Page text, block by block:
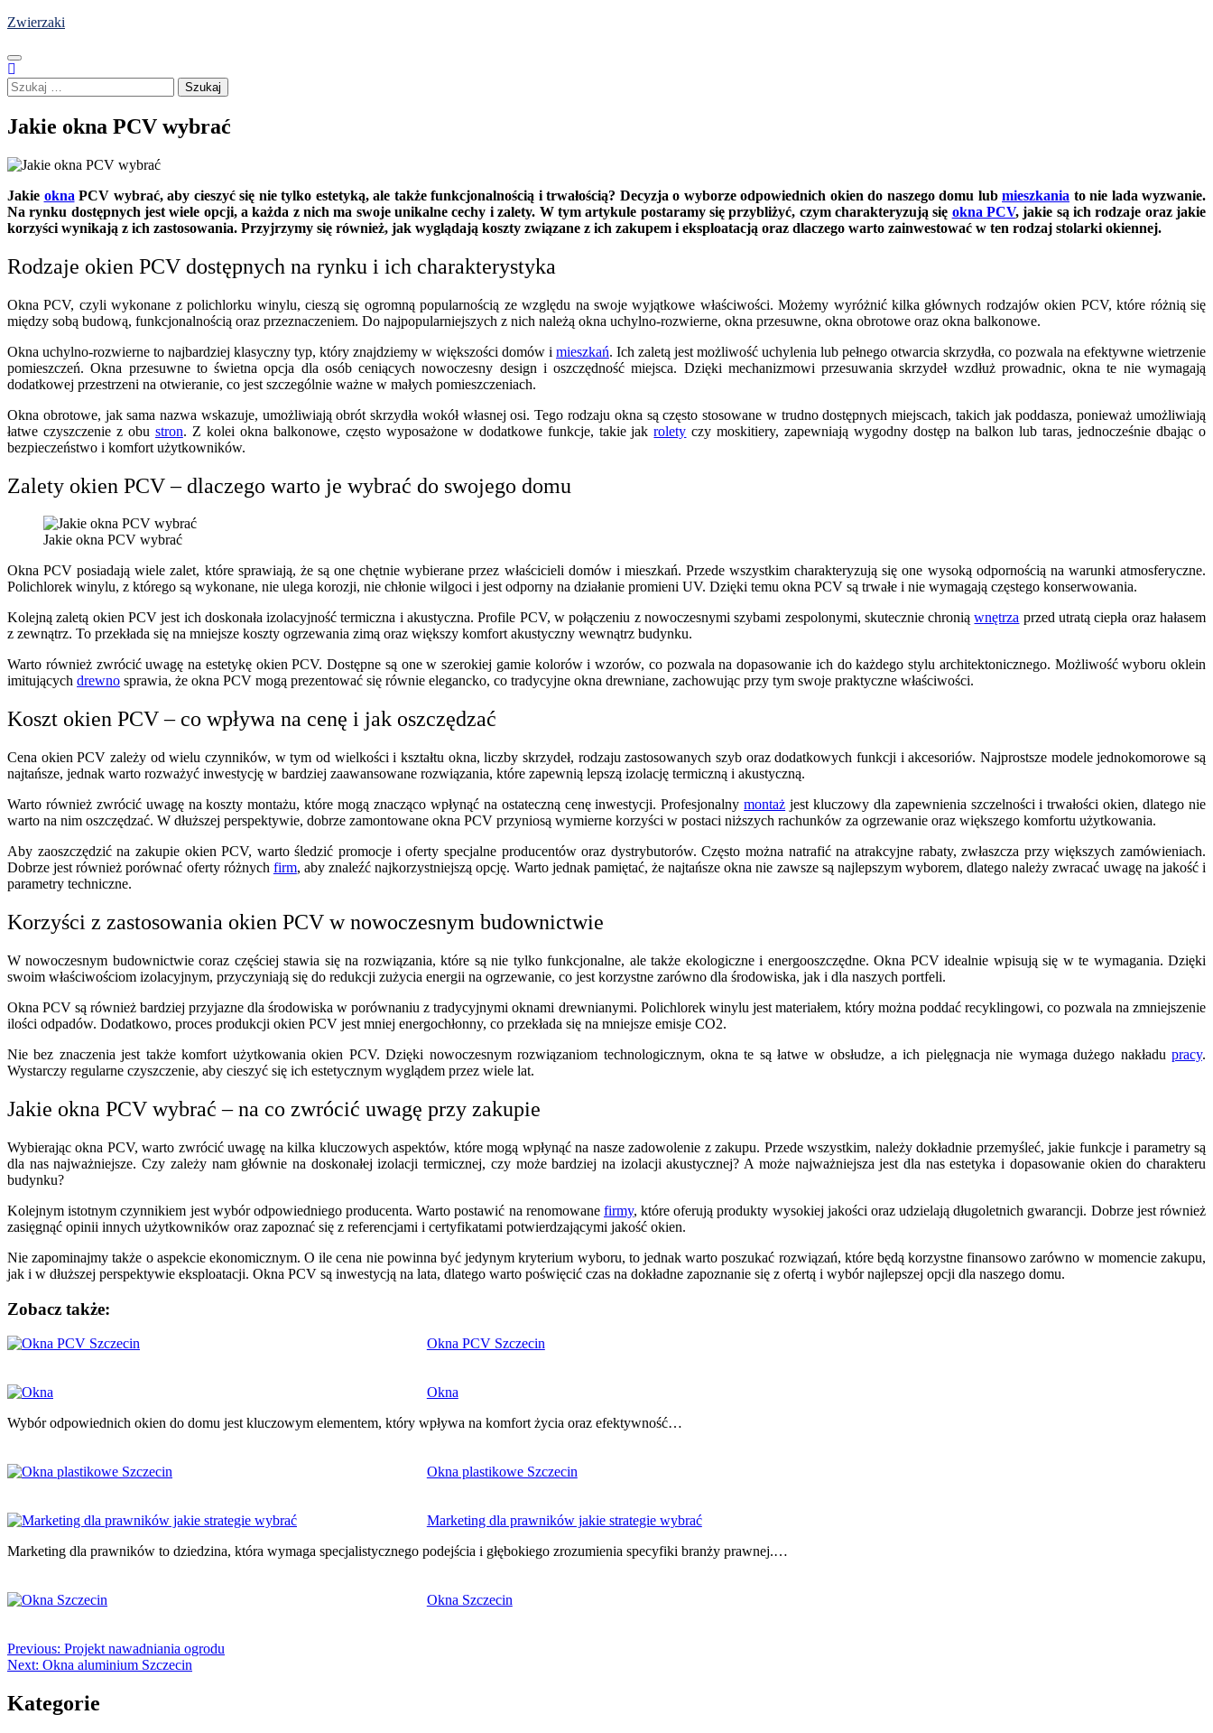
Skip
content
Zwierzaki
Szukaj:
Jakie okna PCV wybrać
Jakie okna PCV wybrać, aby cieszyć się nie tylko estetyką, ale także funkcjonalnością i trwałością? Decyzja o wyborze odpowiednich okien do naszego domu lub mieszkania to nie lada wyzwanie.
Na rynku dostępnych jest wiele opcji, a każda z nich ma swoje unikalne cechy i zalety. W tym artykule postaramy się przybliżyć, czym charakteryzują się okna PCV, jakie są ich rodzaje oraz jakie
korzyści wynikają z ich zastosowania. Przyjrzymy się również, jak wyglądają koszty związane z ich zakupem i eksploatacją oraz dlaczego warto zainwestować w ten rodzaj stolarki okiennej.
Rodzaje okien PCV dostępnych na rynku i ich charakterystyka
Okna PCV, czyli wykonane z polichlorku winylu, cieszą się ogromną popularnością ze względu na swoje wyjątkowe właściwości. Możemy wyróżnić kilka głównych rodzajów okien PCV, które różnią się
między sobą budową, funkcjonalnością oraz przeznaczeniem. Do najpopularniejszych z nich należą okna uchylno-rozwierne, okna przesuwne, okna obrotowe oraz okna balkonowe.
Okna uchylno-rozwierne to najbardziej klasyczny typ, który znajdziemy w większości domów i mieszkań. Ich zaletą jest możliwość uchylenia lub pełnego otwarcia skrzydła, co pozwala na efektywne wietrzenie
pomieszczeń. Okna przesuwne to świetna opcja dla osób ceniących nowoczesny design i oszczędność miejsca. Dzięki mechanizmowi przesuwania skrzydeł wzdłuż prowadnic, okna te nie wymagają
dodatkowej przestrzeni na otwieranie, co jest szczególnie ważne w małych pomieszczeniach.
Okna obrotowe, jak sama nazwa wskazuje, umożliwiają obrót skrzydła wokół własnej osi. Tego rodzaju okna są często stosowane w trudno dostępnych miejscach, takich jak poddasza, ponieważ umożliwiają
łatwe czyszczenie z obu stron. Z kolei okna balkonowe, często wyposażone w dodatkowe funkcje, takie jakrolety czy moskitiery, zapewniają wygodny dostęp na balkon lub taras, jednocześnie dbając o
bezpieczeństwo i komfort użytkowników.
Zalety okien PCV – dlaczego warto je wybrać do swojego domu
Jakie okna PCV wybrać
Okna PCV posiadają wiele zalet, które sprawiają, że są one chętnie wybierane przez właścicieli domów i mieszkań. Przede wszystkim charakteryzują się one wysoką odpornością na warunki atmosferyczne.
Polichlorek winylu, z którego są wykonane, nie ulega korozji, nie chłonie wilgoci i jest odporny na działanie promieni UV. Dzięki temu okna PCV są trwałe i nie wymagają częstego konserwowania.
Kolejną zaletą okien PCV jest ich doskonała izolacyjność termiczna i akustyczna. Profile PCV, w połączeniu z nowoczesnymi szybami zespolonymi, skutecznie chroniąwnętrza przed utratą ciepła oraz hałasem
z zewnątrz. To przekłada się na mniejsze koszty ogrzewania zimą oraz większy komfort akustyczny wewnątrz budynku.
Warto również zwrócić uwagę na estetykę okien PCV. Dostępne są one w szerokiej gamie kolorów i wzorów, co pozwala na dopasowanie ich do każdego stylu architektonicznego. Możliwość wyboru oklein
imitujących drewno sprawia, że okna PCV mogą prezentować się równie elegancko, co tradycyjne okna drewniane, zachowując przy tym swoje praktyczne właściwości.
Koszt okien PCV – co wpływa na cenę i jak oszczędzać
Cena okien PCV zależy od wielu czynników, w tym od wielkości i kształtu okna, liczby skrzydeł, rodzaju zastosowanych szyb oraz dodatkowych funkcji i akcesoriów. Najprostsze modele jednokomorowe są
najtańsze, jednak warto rozważyć inwestycję w bardziej zaawansowane rozwiązania, które zapewnią lepszą izolację termiczną i akustyczną.
Warto również zwrócić uwagę na koszty montażu, które mogą znacząco wpłynąć na ostateczną cenę inwestycji. Profesjonalnymontaż jest kluczowy dla zapewnienia szczelności i trwałości okien, dlatego nie
warto na nim oszczędzać. W dłuższej perspektywie, dobrze zamontowane okna PCV przyniosą wymierne korzyści w postaci niższych rachunków za ogrzewanie oraz większego komfortu użytkowania.
Aby zaoszczędzić na zakupie okien PCV, warto śledzić promocje i oferty specjalne producentów oraz dystrybutorów. Często można natrafić na atrakcyjne rabaty, zwłaszcza przy większych zamówieniach.
Dobrze jest również porównać oferty różnych firm, aby znaleźć najkorzystniejszą opcję. Warto jednak pamiętać, że najtańsze okna nie zawsze są najlepszym wyborem, dlatego należy zwracać uwagę na jakość i
parametry techniczne.
Korzyści z zastosowania okien PCV w nowoczesnym budownictwie
W nowoczesnym budownictwie coraz częściej stawia się na rozwiązania, które są nie tylko funkcjonalne, ale także ekologiczne i energooszczędne. Okna PCV idealnie wpisują się w te wymagania. Dzięki
swoim właściwościom izolacyjnym, przyczyniają się do redukcji zużycia energii na ogrzewanie, co jest korzystne zarówno dla środowiska, jak i dla naszych portfeli.
Okna PCV są również bardziej przyjazne dla środowiska w porównaniu z tradycyjnymi oknami drewnianymi. Polichlorek winylu jest materiałem, który można poddać recyklingowi, co pozwala na zmniejszenie
ilości odpadów. Dodatkowo, proces produkcji okien PCV jest mniej energochłonny, co przekłada się na mniejsze emisje CO2.
Nie bez znaczenia jest także komfort użytkowania okien PCV. Dzięki nowoczesnym rozwiązaniom technologicznym, okna te są łatwe w obsłudze, a ich pielęgnacja nie wymaga dużego nakładu pracy.
Wystarczy regularne czyszczenie, aby cieszyć się ich estetycznym wyglądem przez wiele lat.
Jakie okna PCV wybrać – na co zwrócić uwagę przy zakupie
Wybierając okna PCV, warto zwrócić uwagę na kilka kluczowych aspektów, które mogą wpłynąć na nasze zadowolenie z zakupu. Przede wszystkim, należy dokładnie przemyśleć, jakie funkcje i parametry są
dla nas najważniejsze. Czy zależy nam głównie na doskonałej izolacji termicznej, czy może bardziej na izolacji akustycznej? A może najważniejsza jest dla nas estetyka i dopasowanie okien do charakteru
budynku?
Kolejnym istotnym czynnikiem jest wybór odpowiedniego producenta. Warto postawić na renomowane firmy, które oferują produkty wysokiej jakości oraz udzielają długoletnich gwarancji. Dobrze jest również
zasięgnąć opinii innych użytkowników oraz zapoznać się z referencjami i certyfikatami potwierdzającymi jakość okien.
Nie zapominajmy także o aspekcie ekonomicznym. O ile cena nie powinna być jedynym kryterium wyboru, to jednak warto poszukać rozwiązań, które będą korzystne finansowo zarówno w momencie zakupu,
jak i w dłuższej perspektywie eksploatacji. Okna PCV są inwestycją na lata, dlatego warto poświęcić czas na dokładne zapoznanie się z ofertą i wybór najlepszej opcji dla naszego domu.
Zobacz także:
Okna PCV Szczecin
Okna
Wybór odpowiednich okien do domu jest kluczowym elementem, który wpływa na komfort życia oraz efektywność…
Okna plastikowe Szczecin
Marketing dla prawników jakie strategie wybrać
Marketing dla prawników to dziedzina, która wymaga specjalistycznego podejścia i głębokiego zrozumienia specyfiki branży prawnej.…
Okna Szczecin
Nawigacja
Previous: Projekt nawadniania ogrodu
Next: Okna aluminium Szczecin
Kategorie